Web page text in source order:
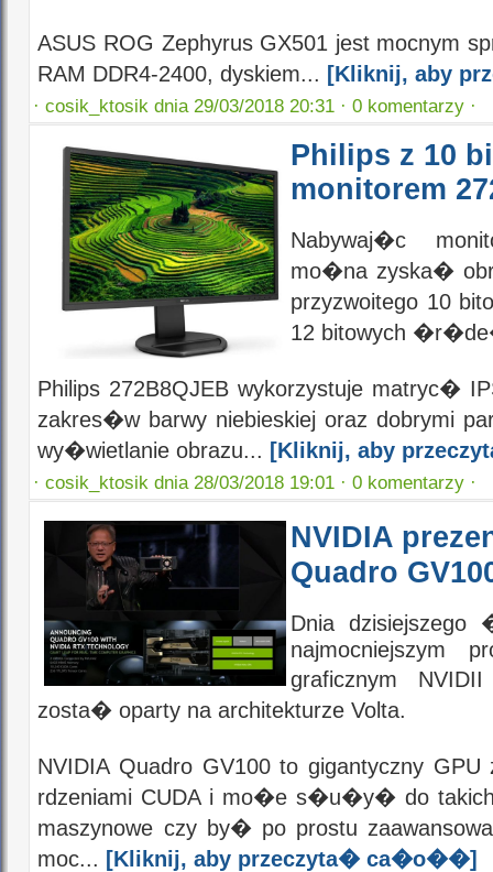
ASUS ROG Zephyrus GX501 jest mocnym
RAM DDR4-2400, dyskiem... [Kliknij, aby
· cosik_ktosik dnia 29/03/2018 20:31 ·0 komentarzy ·
Philips z 10
monitorem
Nabywaj�c
mo�na zyska�
przyzwoitego 10
12 bitowych
Philips 272B8QJEB wykorzystuje matryc�
zakres�w barwy niebieskiej oraz dobrymi
wy�wietlanie obrazu... [Kliknij, aby
· cosik_ktosik dnia 28/03/2018 19:01 ·0 komentarzy ·
NVIDIA
Quadro
Dnia
najmocniejszym
graficznym
zosta� oparty na architekturze Volta.
NVIDIA Quadro GV100 to gigantyczny
rdzeniami CUDA i mo�e s�u�y� do
maszynowe czy by� po prostu
moc... [Kliknij, aby przeczyta� ca�o��]